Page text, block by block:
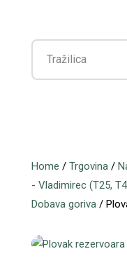
Home / Trgovina/
- Vladimirec (T25,
Dobava goriva/